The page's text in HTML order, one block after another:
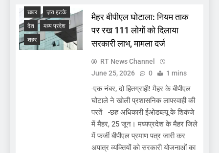
खबर
ज़रा हटके
देश
मध्य प्रदेश
शहर
मैहर बीपीएल घोटाला: नियम ताक
पर रख 111 लोगों को दिलाया
सरकारी लाभ, मामला दर्ज
RT News Channel
June 25, 2026
0 1 mins
-एक नंबर, दो हितग्राही! मैहर के बीपीएल
घोटाले ने खोली प्रशासनिक लापरवाही की
परतें -छह अधिकारी ईओडब्ल्यू के शिकंजे
में मैहर, 25 जून। मध्यप्रदेश के मैहर जिले
में फर्जी बीपीएल प्रमाण पत्र जारी कर
अपात्र व्यक्तियों को सरकारी योजनाओं का